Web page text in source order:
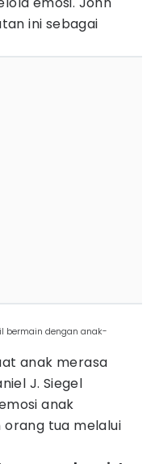
ini sebagai
bermain dengan anak-
anak merasa
J. Siegel
anak
tua melalui